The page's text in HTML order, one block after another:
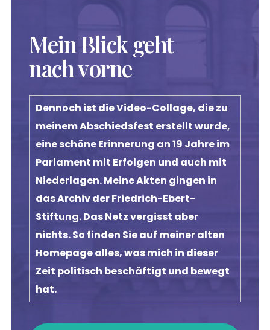
Mein Blick geht
nach vorne
Dennoch ist die Video-Collage, die zu
meinem Abschiedsfest erstellt wurde,
eine schöne Erinnerung an 19 Jahre im
Parlament mit Erfolgen und auch mit
Niederlagen. Meine Akten gingen in
das Archiv der Friedrich-Ebert-
Stiftung. Das Netz vergisst aber
nichts. So finden Sie auf meiner alten
Homepage alles, was mich in dieser
Zeit politisch beschäftigt und bewegt
hat.